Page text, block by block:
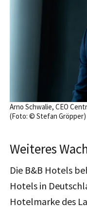
Arno Schwalie, CEO
(Foto: © Stefan Gröpper)
Weiteres
Die B&B Hotels
Hotels in
Hotelmarke des